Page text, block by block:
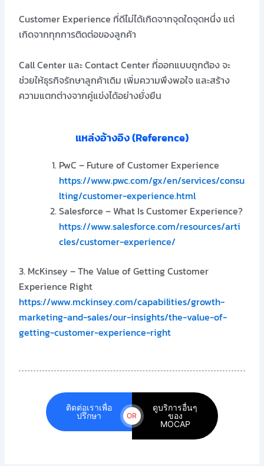
Customer Experience ที่ดีไม่ได้เกิดจากจุดใดจุดหนึ่ง แต่
เกิดจากทุกการติดต่อของลูกค้า
Call Center และ Contact Center ที่ออกแบบถูกต้อง จะ
ช่วยให้ธุรกิจรักษาลูกค้าเดิม เพิ่มความพึงพอใจ และสร้าง
ความแตกต่างจากคู่แข่งได้อย่างยั่งยืน
แหล่งอ้างอิง (Reference)
PwC – Future of Customer Experience
https://www.pwc.com/gx/en/services/consu
lting/customer-experience.html
Salesforce – What Is Customer Experience?
https://www.salesforce.com/resources/arti
cles/customer-experience/
3. McKinsey – The Value of Getting Customer
Experience Right
https://www.mckinsey.com/capabilities/growth-
marketing-and-sales/our-insights/the-value-of-
getting-customer-experience-right
ติดต่อเราเพื่อ
ปรึกษา
OR
ดูบริการอื่นๆ
ของ
MOCAP